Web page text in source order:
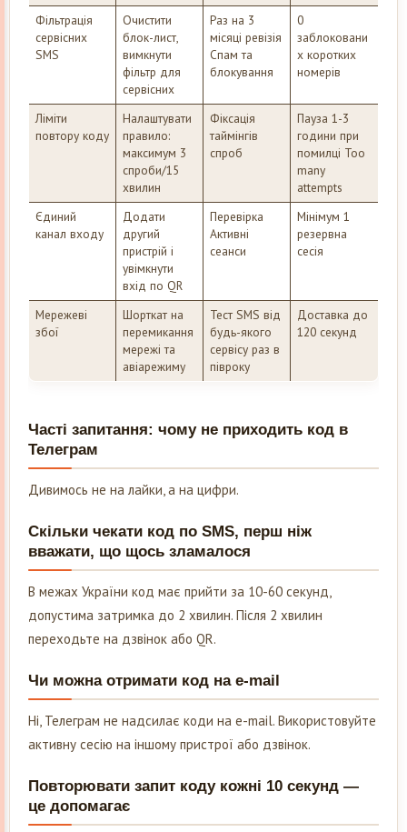
Фільтрація
сервісних
SMS
Очистити
блок-лист,
вимкнути
фільтр для
сервісних
Раз на 3
місяці ревізія
Спам та
блокування
0
заблоковани
х коротких
номерів
Ліміти
повтору коду
Налаштувати
правило:
максимум 3
спроби/15
хвилин
Фіксація
таймінгів
спроб
Пауза 1-3
години при
помилці Too
many
attempts
Єдиний
канал входу
Додати
другий
пристрій і
увімкнути
вхід по QR
Перевірка
Активні
сеанси
Мінімум 1
резервна
сесія
Мережеві
збої
Шорткат на
перемикання
мережі та
авіарежиму
Тест SMS від
будь-якого
сервісу раз в
півроку
Доставка до
120 секунд
Часті запитання: чому не приходить код в
Телеграм
Дивимось не на лайки, а на цифри.
Скільки чекати код по SMS, перш ніж
вважати, що щось зламалося
В межах України код має прийти за 10-60 секунд,
допустима затримка до 2 хвилин. Після 2 хвилин
переходьте на дзвінок або QR.
Чи можна отримати код на e-mail
Ні, Телеграм не надсилає коди на e-mail. Використовуйте
активну сесію на іншому пристрої або дзвінок.
Повторювати запит коду кожні 10 секунд —
це допомагає